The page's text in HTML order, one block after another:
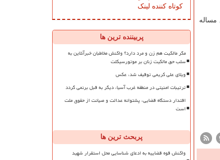
مساله
کوتاه کننده لینک
پربیننده ترین ها
مگر مالکیت هم زن و مرد دارد؟ واکنش مخاطبان خبرآنلاین به
سلب حق مالکیت زنان بر موتورسیکلت
ویلای علی کریمی توقیف شد، عکس
ترتیبات امنیتی در منطقه غرب آسیا، دیگر به قبل برنمی گردد
اقتدار دستگاه قضایی، پشتوانه عدالت و صیانت از حقوق ملت
است
پربحث ترین ها
واکنش قوه قضاییه به ادعای شناسایی محل استقرار شهید